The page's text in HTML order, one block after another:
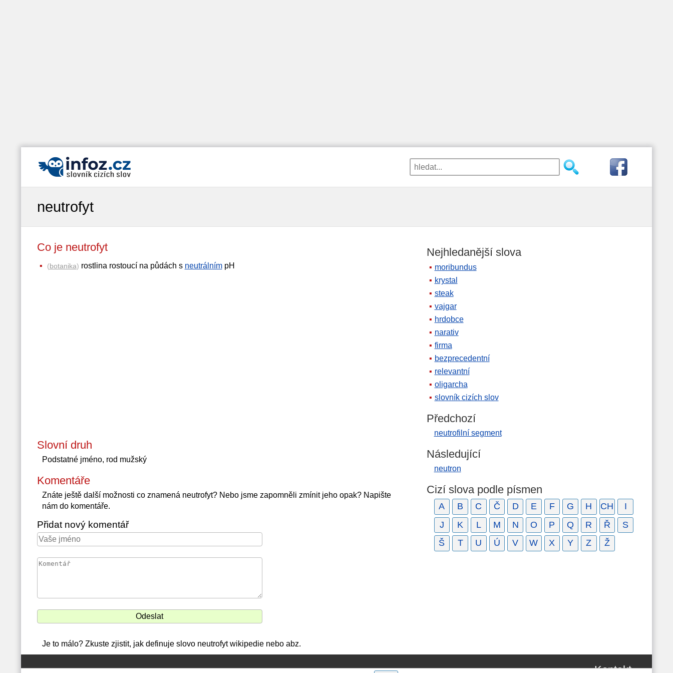
neutrofyt
Co je neutrofyt
(botanika) rostlina rostoucí na půdách s neutrálnímpH
Slovní druh
Podstatné jméno, rod mužský
Komentáře
Znáte ještě další možnosti co znamená neutrofyt? Nebo jsme zapomněli zmínit jeho opak? Napište
nám do komentáře.
Přidat nový komentář
Je to málo? Zkuste zjistit, jak definuje slovo neutrofyt wikipedie nebo abz.
Nejhledanější slova
moribundus
krystal
steak
vajgar
hrdobce
narativ
firma
bezprecedentní
relevantní
oligarcha
slovník cizích slov
Předchozí
neutrofilní segment
Následující
neutron
Cizí slova podle písmen
A B C Č D E F G H CH
I
J
K L M N O P Q R Ř
S
Š
T U Ú V W X Y Z Ž
Kontakt